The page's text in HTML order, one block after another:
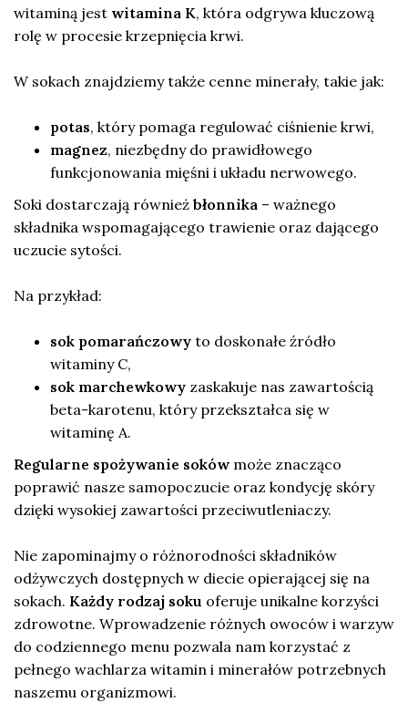
witaminą jest witamina K, która odgrywa kluczową
rolę w procesie krzepnięcia krwi.
W sokach znajdziemy także cenne minerały, takie jak:
potas, który pomaga regulować ciśnienie krwi,
magnez, niezbędny do prawidłowego
funkcjonowania mięśni i układu nerwowego.
Soki dostarczają również błonnika – ważnego
składnika wspomagającego trawienie oraz dającego
uczucie sytości.
Na przykład:
sok pomarańczowy to doskonałe źródło
witaminy C,
sok marchewkowy zaskakuje nas zawartością
beta-karotenu, który przekształca się w
witaminę A.
Regularne spożywanie soków może znacząco
poprawić nasze samopoczucie oraz kondycję skóry
dzięki wysokiej zawartości przeciwutleniaczy.
Nie zapominajmy o różnorodności składników
odżywczych dostępnych w diecie opierającej się na
sokach. Każdy rodzaj soku oferuje unikalne korzyści
zdrowotne. Wprowadzenie różnych owoców i warzyw
do codziennego menu pozwala nam korzystać z
pełnego wachlarza witamin i minerałów potrzebnych
naszemu organizmowi.